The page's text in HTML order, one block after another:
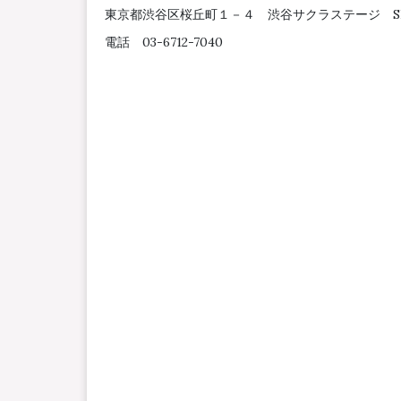
東京都渋谷区桜丘町１－４ 渋谷サクラステージ
電話 03-6712-7040